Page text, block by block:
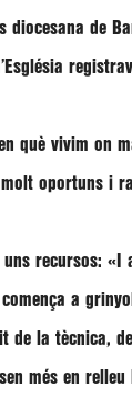
diocesana de
què vivim on
oportuns i
recursos:
a
de la tècnica,
més en relleu